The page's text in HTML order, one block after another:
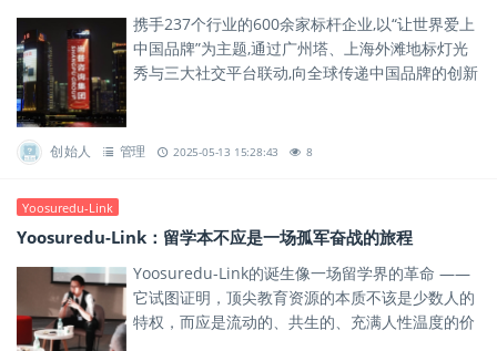
携手237个行业的600余家标杆企业,以“让世界爱上
中国品牌”为主题,通过广州塔、上海外滩地标灯光
秀与三大社交平台联动,向全球传递中国品牌的创新
创始人 管理 2025-05-13 15:28:43 8
Yoosuredu-Link
Yoosuredu-Link：留学本不应是一场孤军奋战的旅程
Yoosuredu-Link的诞生像一场留学界的革命 ——
它试图证明，顶尖教育资源的本质不该是少数人的
特权，而应是流动的、共生的、充满人性温度的价